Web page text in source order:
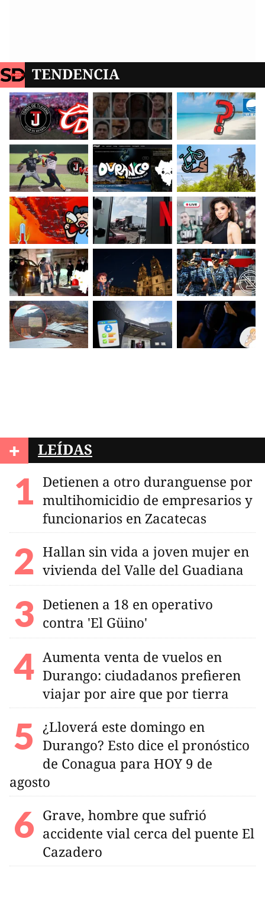
TENDENCIA
+ LEÍDAS
Detienen a otro duranguense por
multihomicidio de empresarios y
funcionarios en Zacatecas
Hallan sin vida a joven mujer en
vivienda del Valle del Guadiana
Detienen a 18 en operativo
contra 'El Güino'
Aumenta venta de vuelos en
Durango: ciudadanos prefieren
viajar por aire que por tierra
¿Lloverá este domingo en
Durango? Esto dice el pronóstico
de Conagua para HOY 9 de
agosto
Grave, hombre que sufrió
accidente vial cerca del puente El
Cazadero